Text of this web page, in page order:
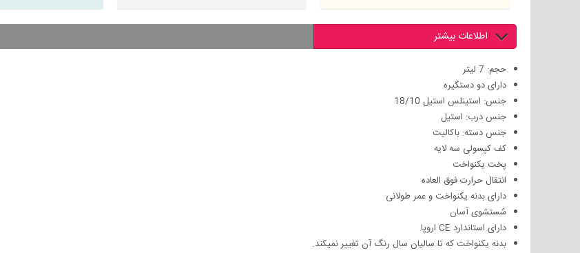
اطلاعات بیشتر
حجم: 7 لیتر
دارای دو دستگیره
جنس: استینلس استیل 18/10
جنس درب: استیل
جنس دسته: باکالیت
کف کپسولی سه لایه
پخت یکنواخت
انتقال حرارت فوق العاده
دارای بدنه یکنواخت و عمر طولانی
شستشوی آسان
دارای استاندارد CE اروپا
بدنه یکنواخت که تا سالیان سال رنگ آن تغییر نمیکند.